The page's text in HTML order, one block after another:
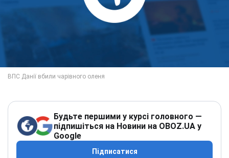
Будьте першими у курсі головного —
підпишіться на Новини на OBOZ.UA у
Google
Підписатися